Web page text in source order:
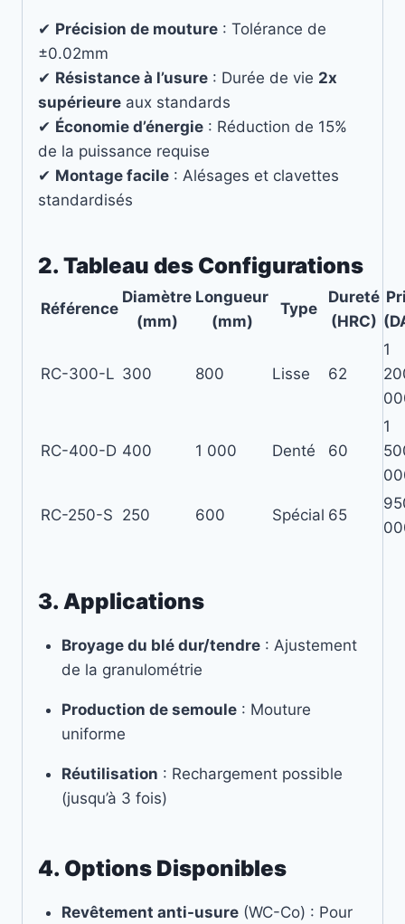
✔ Précision de mouture : Tolérance de
±0.02mm
✔ Résistance à l’usure : Durée de vie 2x
supérieure aux standards
✔ Économie d’énergie : Réduction de 15%
de la puissance requise
✔ Montage facile : Alésages et clavettes
standardisés
2. Tableau des Configurations
Référence
Diamètre
(mm)
Longueur
(mm)
Type
Dureté
(HRC)
RC-300-L 300 800 Lisse 62
1
RC-400-D 400 1 000 Denté 60
1
RC-250-S 250 600 Spécial 65
3. Applications
Broyage du blé dur/tendre: Ajustement
de la granulométrie
Production de semoule: Mouture
uniforme
Réutilisation : Rechargement possible
(jusqu’à 3 fois)
4. Options Disponibles
Revêtement anti-usure(WC-Co) : Pour